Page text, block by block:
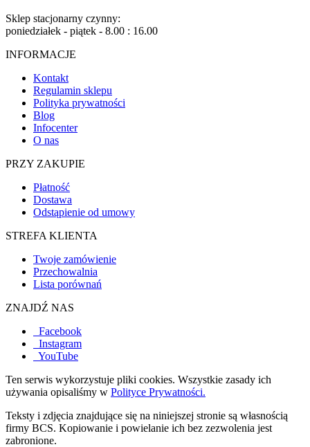
Sklep stacjonarny czynny:
poniedziałek - piątek - 8.00 : 16.00
INFORMACJE
Kontakt
Regulamin sklepu
Polityka prywatności
Blog
Infocenter
O nas
PRZY ZAKUPIE
Płatność
Dostawa
Odstąpienie od umowy
STREFA KLIENTA
Twoje zamówienie
Przechowalnia
Lista porównań
ZNAJDŹ NAS
Facebook
Instagram
YouTube
Ten serwis wykorzystuje pliki cookies. Wszystkie zasady ich
używania opisaliśmy w Polityce Prywatności.
Teksty i zdjęcia znajdujące się na niniejszej stronie są własnością
firmy BCS. Kopiowanie i powielanie ich bez zezwolenia jest
zabronione.